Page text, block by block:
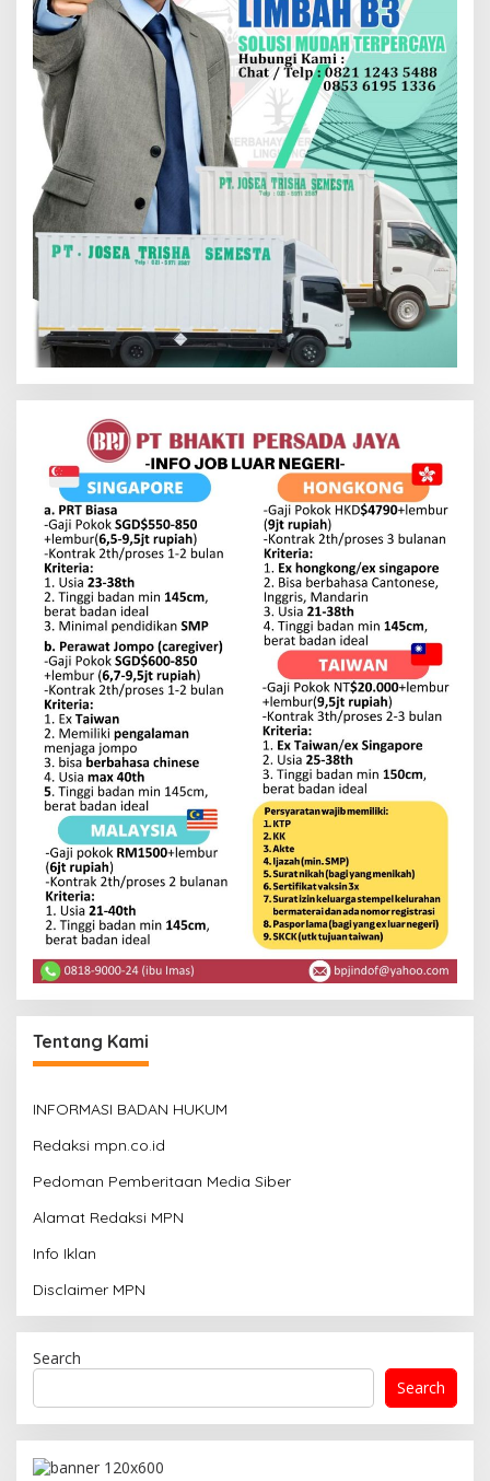
Tentang Kami
INFORMASI BADAN HUKUM
Redaksi mpn.co.id
Pedoman Pemberitaan Media Siber
Alamat Redaksi MPN
Info Iklan
Disclaimer MPN
Search
Search